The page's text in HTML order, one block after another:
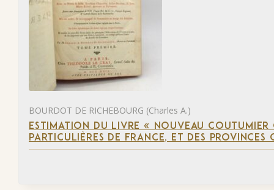
BOURDOT DE RICHEBOURG (Charles A.)
ESTIMATION DU LIVRE « NOUVEAU COUTUMIER
PARTICULIÈRES DE FRANCE, ET DES